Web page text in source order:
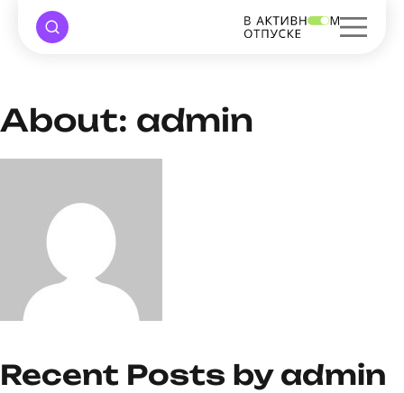
About: admin
Recent Posts by admin